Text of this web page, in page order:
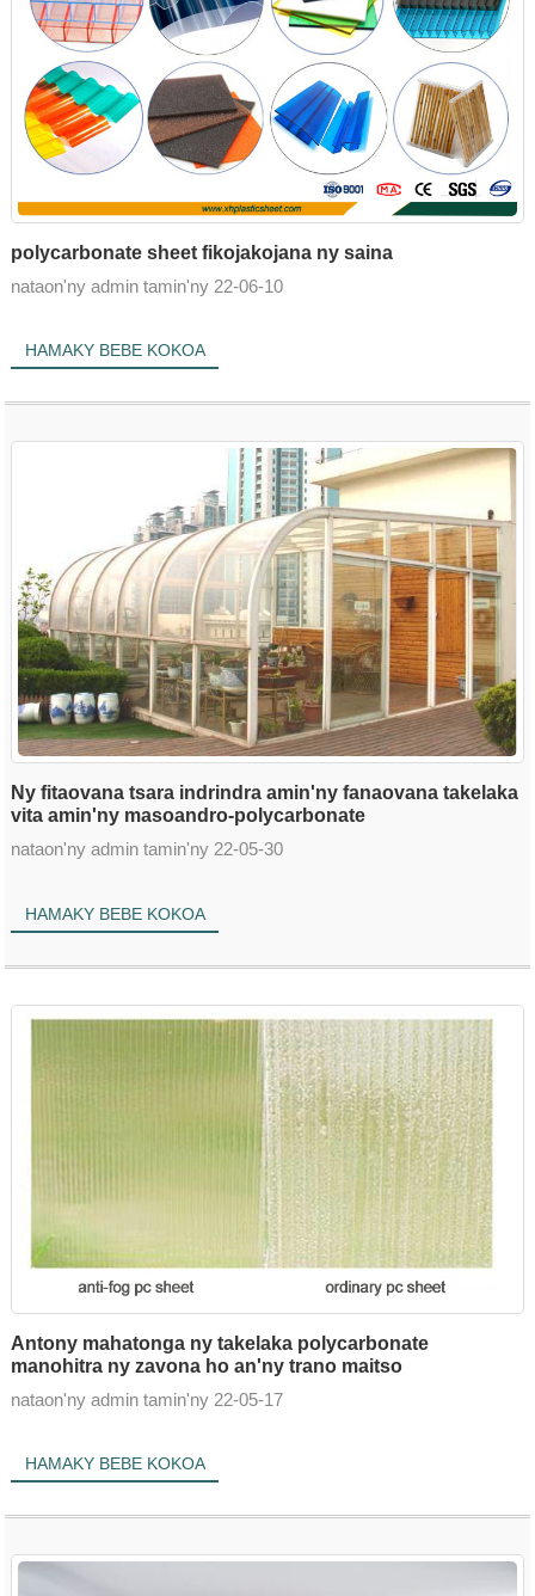
polycarbonate sheet fikojakojana ny saina
nataon'ny admin tamin'ny 22-06-10
HAMAKY BEBE KOKOA
Ny fitaovana tsara indrindra amin'ny fanaovana takelaka
vita amin'ny masoandro-polycarbonate
nataon'ny admin tamin'ny 22-05-30
HAMAKY BEBE KOKOA
Antony mahatonga ny takelaka polycarbonate
manohitra ny zavona ho an'ny trano maitso
nataon'ny admin tamin'ny 22-05-17
HAMAKY BEBE KOKOA